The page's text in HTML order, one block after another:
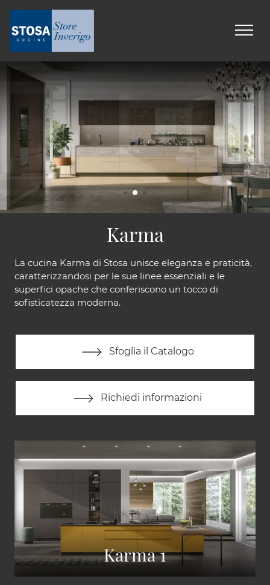
Karma 1
Karma
La cucina Karma di Stosa unisce eleganza e praticità,
caratterizzandosi per le sue linee essenziali e le
superfici opache che conferiscono un tocco di
sofisticatezza moderna.
Sfoglia il Catalogo
Richiedi informazioni